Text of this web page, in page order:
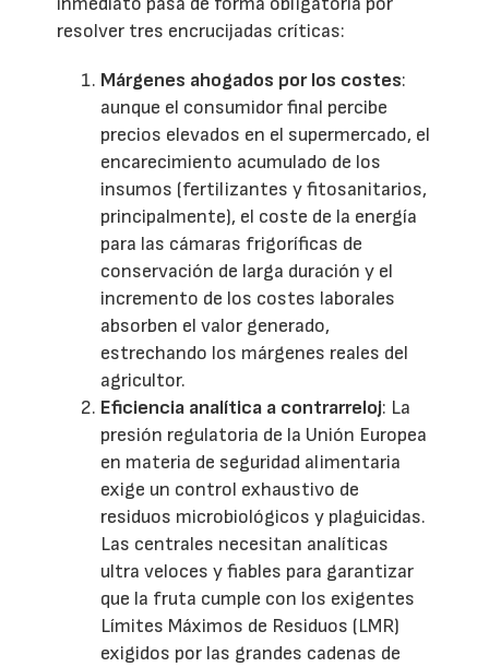
resolver tres encrucijadas críticas:
Márgenes ahogados por los costes:
aunque el consumidor final percibe
precios elevados en el supermercado, el
encarecimiento acumulado de los
insumos (fertilizantes y fitosanitarios,
principalmente), el coste de la energía
para las cámaras frigoríficas de
conservación de larga duración y el
incremento de los costes laborales
absorben el valor generado,
estrechando los márgenes reales del
agricultor.
Eficiencia analítica a contrarreloj: La
presión regulatoria de la Unión Europea
en materia de seguridad alimentaria
exige un control exhaustivo de
residuos microbiológicos y plaguicidas.
Las centrales necesitan analíticas
ultra veloces y fiables para garantizar
que la fruta cumple con los exigentes
Límites Máximos de Residuos (LMR)
exigidos por las grandes cadenas de